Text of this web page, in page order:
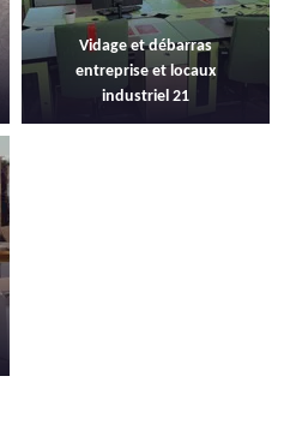
Vidage et débarras
entreprise et locaux
industriel 21